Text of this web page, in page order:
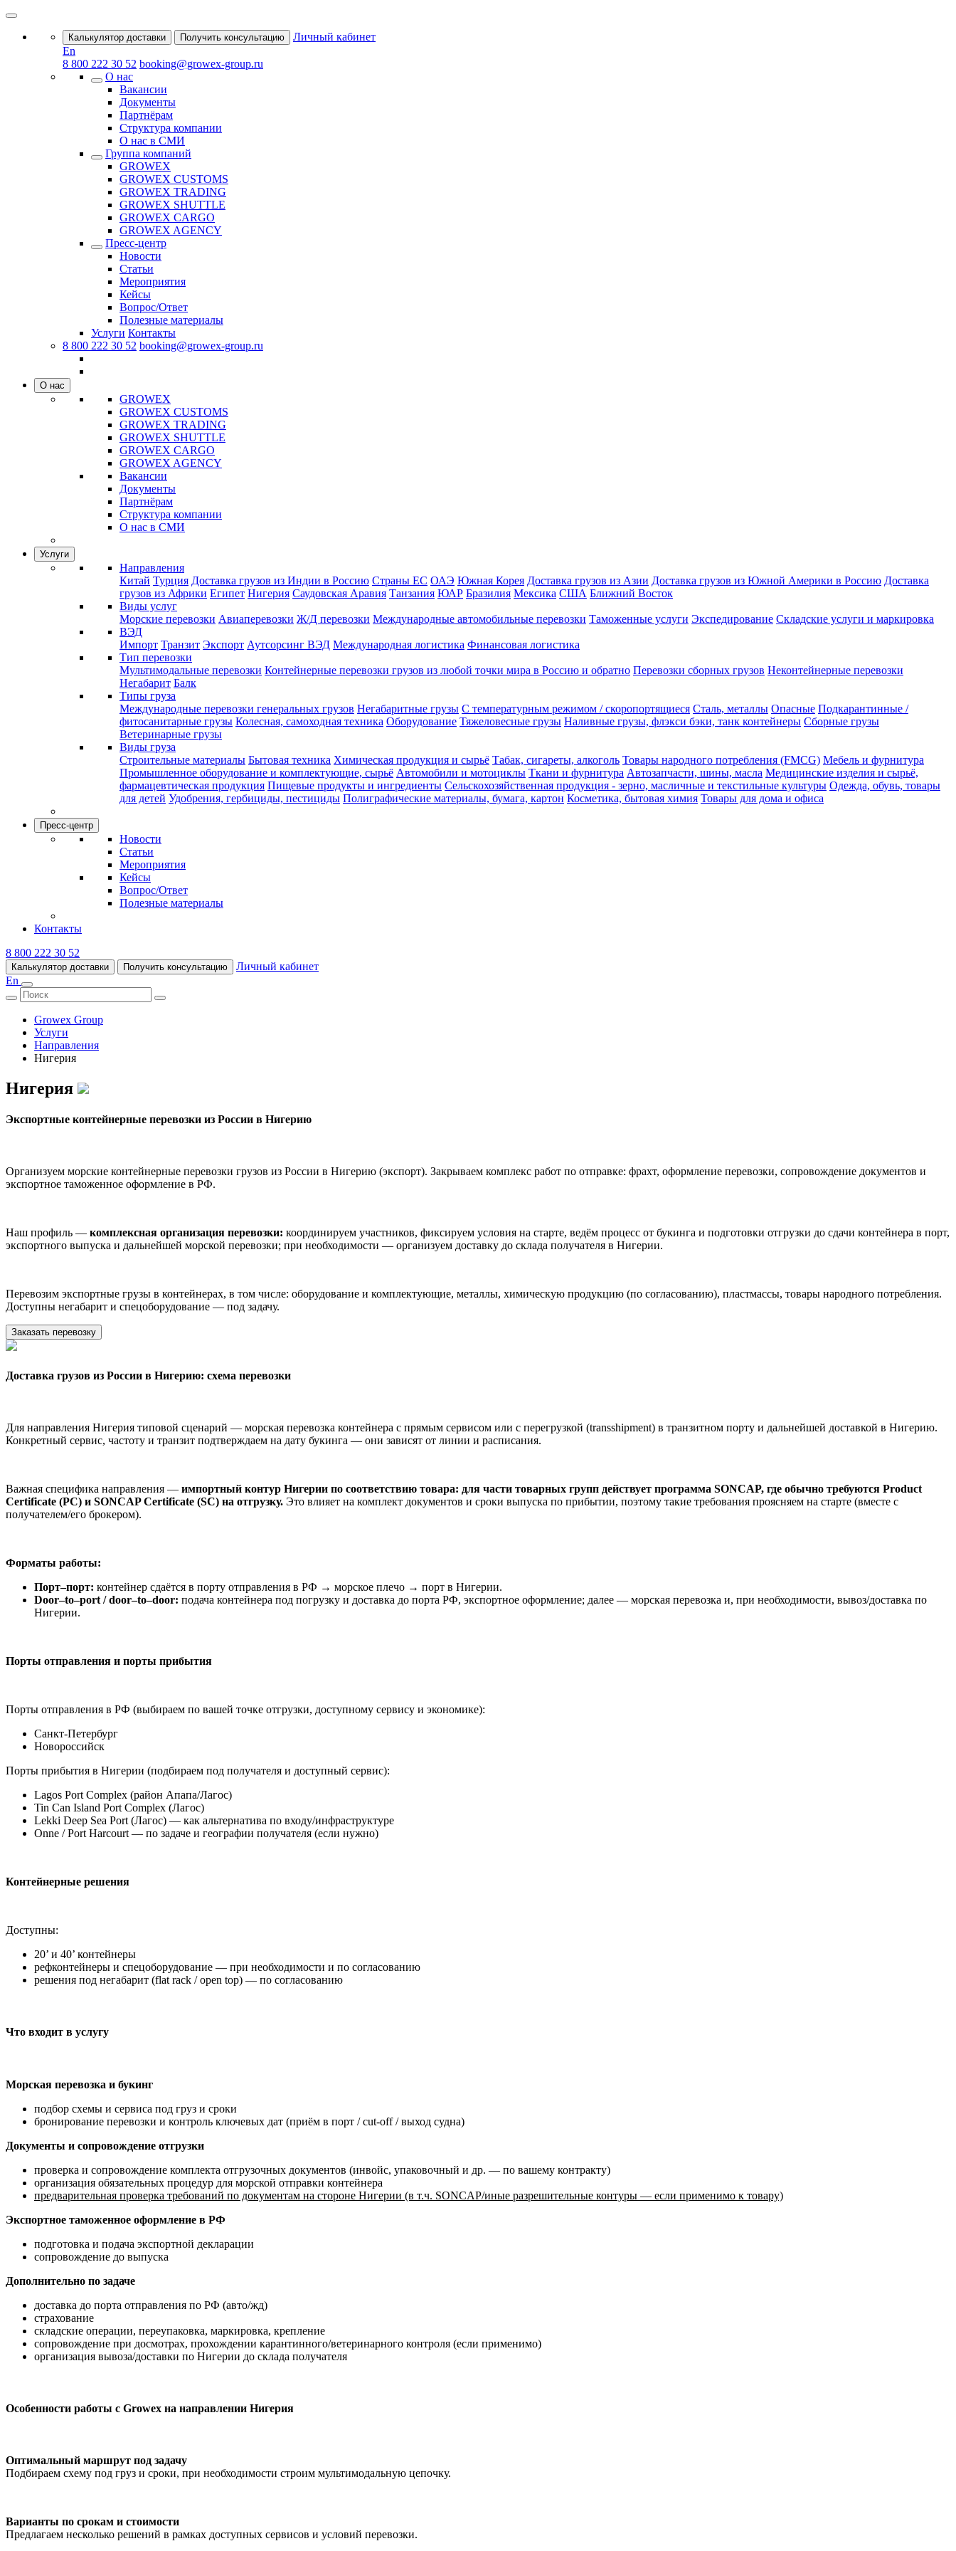
Калькулятор доставки Получить консультацию
Личный кабинет
En
8 800 222 30 52 booking@growex-group.ru
О нас
Вакансии
Документы
Партнёрам
Структура компании
О нас в СМИ
Группа компаний
GROWEX
GROWEX CUSTOMS
GROWEX TRADING
GROWEX SHUTTLE
GROWEX CARGO
GROWEX AGENCY
Пресс-центр
Новости
Статьи
Мероприятия
Кейсы
Вопрос/Ответ
Полезные материалы
Услуги Контакты
8 800 222 30 52 booking@growex-group.ru
О нас
GROWEX
GROWEX CUSTOMS
GROWEX TRADING
GROWEX SHUTTLE
GROWEX CARGO
GROWEX AGENCY
Вакансии
Документы
Партнёрам
Структура компании
О нас в СМИ
Услуги
Направления
Китай Турция Доставка грузов из Индии в Россию Страны ЕС ОАЭ Южная Корея Доставка грузов из Азии Доставка грузов из Южной Америки в Россию Доставка
грузов из Африки Египет Нигерия Саудовская Аравия Танзания ЮАР Бразилия Мексика США Ближний Восток
Виды услуг
Морские перевозки Авиаперевозки Ж/Д перевозки Международные автомобильные перевозки Таможенные услуги Экспедирование Складские услуги и маркировка
ВЭД
Импорт Транзит Экспорт Аутсорсинг ВЭД Международная логистика Финансовая логистика
Тип перевозки
Мультимодальные перевозки Контейнерные перевозки грузов из любой точки мира в Россию и обратно Перевозки сборных грузов Неконтейнерные перевозки
Негабарит Балк
Типы груза
Международные перевозки генеральных грузов Негабаритные грузы С температурным режимом / скоропортящиеся Сталь, металлы Опасные Подкарантинные /
фитосанитарные грузы Колесная, самоходная техника Оборудование Тяжеловесные грузы Наливные грузы, флэкси бэки, танк контейнеры Сборные грузы
Ветеринарные грузы
Виды груза
Строительные материалы Бытовая техника Химическая продукция и сырьё Табак, сигареты, алкоголь Товары народного потребления (FMCG) Мебель и фурнитура
Промышленное оборудование и комплектующие, сырьё Автомобили и мотоциклы Ткани и фурнитура Автозапчасти, шины, масла Медицинские изделия и сырьё,
фармацевтическая продукция Пищевые продукты и ингредиенты Сельскохозяйственная продукция - зерно, масличные и текстильные культуры Одежда, обувь, товары
для детей Удобрения, гербициды, пестициды Полиграфические материалы, бумага, картон Косметика, бытовая химия Товары для дома и офиса
Пресс-центр
Новости
Статьи
Мероприятия
Кейсы
Вопрос/Ответ
Полезные материалы
Контакты
8 800 222 30 52
Калькулятор доставки Получить консультацию
Личный кабинет
En
Growex Group
Услуги
Направления
Нигерия
Нигерия
Экспортные контейнерные перевозки из России в Нигерию
Организуем морские контейнерные перевозки грузов из России в Нигерию (экспорт). Закрываем комплекс работ по отправке: фрахт, оформление перевозки, сопровождение документов и
экспортное таможенное оформление в РФ.
Наш профиль — комплексная организация перевозки: координируем участников, фиксируем условия на старте, ведём процесс от букинга и подготовки отгрузки до сдачи контейнера в порт,
экспортного выпуска и дальнейшей морской перевозки; при необходимости — организуем доставку до склада получателя в Нигерии.
Перевозим экспортные грузы в контейнерах, в том числе: оборудование и комплектующие, металлы, химическую продукцию (по согласованию), пластмассы, товары народного потребления.
Доступны негабарит и спецоборудование — под задачу.
Заказать перевозку
Доставка грузов из России в Нигерию: схема перевозки
Для направления Нигерия типовой сценарий — морская перевозка контейнера с прямым сервисом или с перегрузкой (transshipment) в транзитном порту и дальнейшей доставкой в Нигерию.
Конкретный сервис, частоту и транзит подтверждаем на дату букинга — они зависят от линии и расписания.
Важная специфика направления — импортный контур Нигерии по соответствию товара: для части товарных групп действует программа SONCAP, где обычно требуются Product
Certificate (PC) и SONCAP Certificate (SC) на отгрузку. Это влияет на комплект документов и сроки выпуска по прибытии, поэтому такие требования проясняем на старте (вместе с
получателем/его брокером).
Форматы работы:
Порт–порт: контейнер сдаётся в порту отправления в РФ → морское плечо → порт в Нигерии.
Door–to–port / door–to–door: подача контейнера под погрузку и доставка до порта РФ, экспортное оформление; далее — морская перевозка и, при необходимости, вывоз/доставка по
Нигерии.
Порты отправления и порты прибытия
Порты отправления в РФ (выбираем по вашей точке отгрузки, доступному сервису и экономике):
Санкт-Петербург
Новороссийск
Порты прибытия в Нигерии (подбираем под получателя и доступный сервис):
Lagos Port Complex (район Апапа/Лагос)
Tin Can Island Port Complex (Лагос)
Lekki Deep Sea Port (Лагос) — как альтернатива по входу/инфраструктуре
Onne / Port Harcourt — по задаче и географии получателя (если нужно)
Контейнерные решения
Доступны:
20’ и 40’ контейнеры
рефконтейнеры и спецоборудование — при необходимости и по согласованию
решения под негабарит (flat rack / open top) — по согласованию
Что входит в услугу
Морская перевозка и букинг
подбор схемы и сервиса под груз и сроки
бронирование перевозки и контроль ключевых дат (приём в порт / cut-off / выход судна)
Документы и сопровождение отгрузки
проверка и сопровождение комплекта отгрузочных документов (инвойс, упаковочный и др. — по вашему контракту)
организация обязательных процедур для морской отправки контейнера
предварительная проверка требований по документам на стороне Нигерии (в т.ч. SONCAP/иные разрешительные контуры — если применимо к товару)
Экспортное таможенное оформление в РФ
подготовка и подача экспортной декларации
сопровождение до выпуска
Дополнительно по задаче
доставка до порта отправления по РФ (авто/жд)
страхование
складские операции, переупаковка, маркировка, крепление
сопровождение при досмотрах, прохождении карантинного/ветеринарного контроля (если применимо)
организация вывоза/доставки по Нигерии до склада получателя
Особенности работы с Growex на направлении Нигерия
Оптимальный маршрут под задачу
Подбираем схему под груз и сроки, при необходимости строим мультимодальную цепочку.
Варианты по срокам и стоимости
Предлагаем несколько решений в рамках доступных сервисов и условий перевозки.